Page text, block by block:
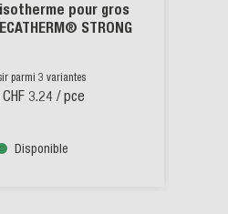
pour gros
STRONG
parmi 3 variantes
CHF 3.24 / pce
Disponible